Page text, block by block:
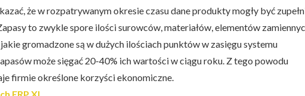
że w rozpatrywanym okresie czasu dane produkty mogły być
to zwykle spore ilości surowców, materiałów, elementów
gromadzone są w dużych ilościach punktów w zasięgu systemu
może sięgać 20-40% ich wartości w ciągu roku. Z tego powodu
firmie określone korzyści ekonomiczne.